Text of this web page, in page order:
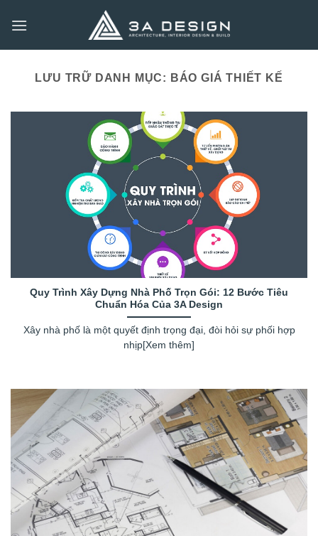
qua
LƯU TRỮ DANH MỤC: BÁO GIÁ THIẾT KẾ
Quy Trình Xây Dựng Nhà Phố Trọn Gói: 12 Bước Tiêu
Chuẩn Hóa Của 3A Design
Xây nhà phố là một quyết định trọng đại, đòi hỏi sự phối hợp
nhịp[Xem thêm]